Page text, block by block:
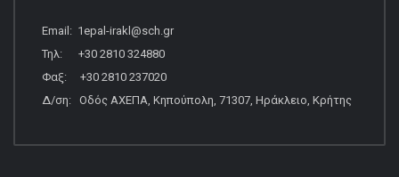
Email: 1epal-irakl@sch.gr
Τηλ: +30 2810 324880
Φαξ: +30 2810 237020
Δ/ση: Οδός ΑΧΕΠΑ, Κηπούπολη, 71307, Ηράκλειο, Κρήτης